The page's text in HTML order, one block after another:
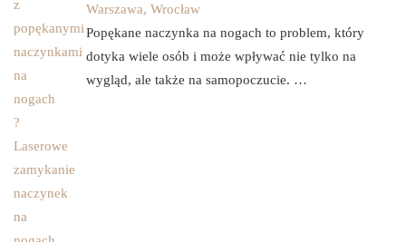
Warszawa, Wrocław
Popękane naczynka na nogach to problem, który
dotyka wiele osób i może wpływać nie tylko na
wygląd, ale także na samopoczucie. …